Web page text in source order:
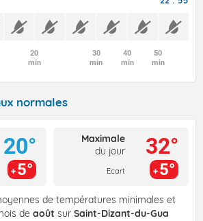
20
min
30
min
40
min
50
min
normales
20°
5°
Maximale
du jour
Ecart
32°
5°
de températures minimales et
de août sur Saint-Dizant-du-Gua